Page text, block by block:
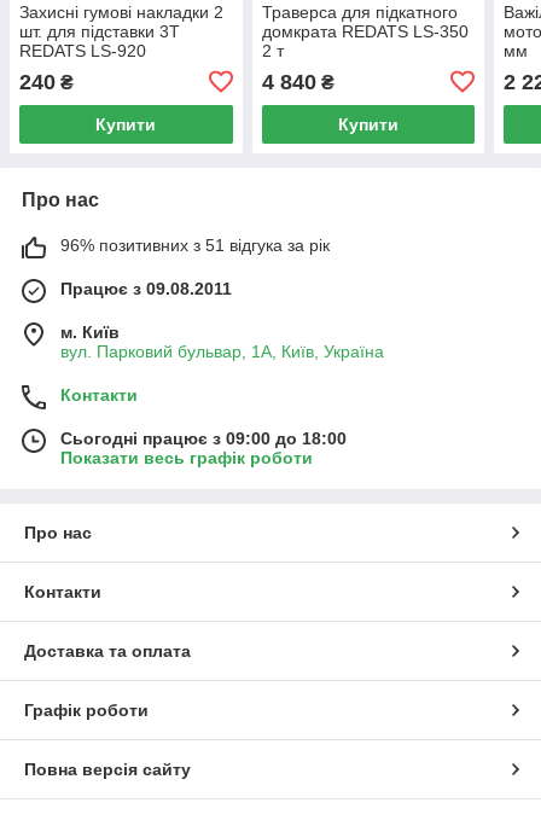
Захисні гумові накладки 2
шт. для підставки 3T
REDATS LS-920
240 ₴
Купити
Траверса для підкатного
домкрата REDATS LS-350
2 т
4 840₴
Купити
мм
2
Про нас
96% позитивних з 51 відгука за рік
Працює з 09.08.2011
м. Київ
вул. Парковий бульвар, 1А, Київ, Україна
Контакти
Сьогодні працює з 09:00 до 18:00
Показати весь графік роботи
Про нас
Контакти
Доставка та оплата
Графік роботи
Повна версія сайту